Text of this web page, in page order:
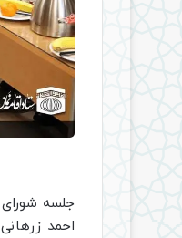
جلسه
احمد